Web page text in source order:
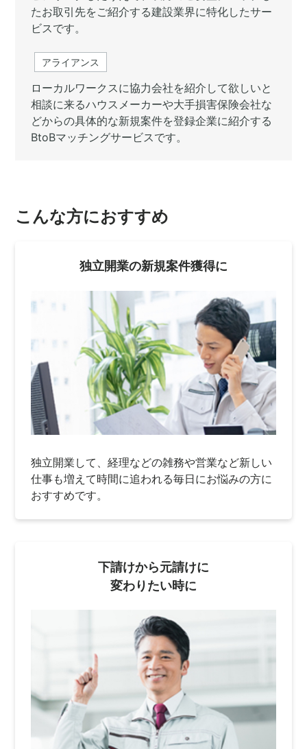
たお取引先をご紹介する建設業界に特化したサー
ビスです。
アライアンス
ローカルワークスに協力会社を紹介して欲しいと
相談に来るハウスメーカーや大手損害保険会社な
どからの具体的な新規案件を登録企業に紹介する
BtoBマッチングサービスです。
こんな方におすすめ
独立開業の新規案件獲得に
独立開業して、経理などの雑務や営業など新しい
仕事も増えて時間に追われる毎日にお悩みの方に
おすすめです。
下請けから元請けに
変わりたい時に